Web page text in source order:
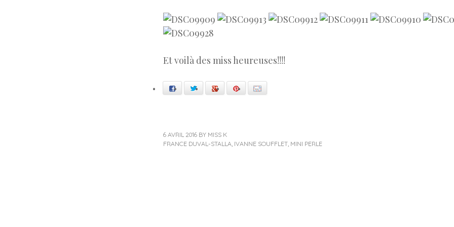
Et voilà des miss heureuses!!!!
Facebook Twitter Google+ Pinterest
6 AVRIL 2016 BY MISS K
FRANCE DUVAL-STALLA IVANNE SOUFFLET MINI PERLE